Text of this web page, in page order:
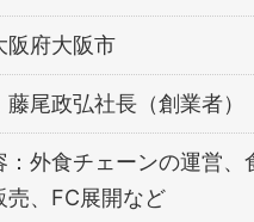
阪府大阪市
尾政弘社長（創業者）
：外食チェーンの運営、
売、FC展開など